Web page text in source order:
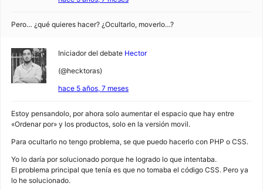
Pero… ¿qué quieres hacer? ¿Ocultarlo, moverlo…?
Iniciador del debate Hector
(@hecktoras)
hace 5 años, 7 meses
Estoy pensandolo, por ahora solo aumentar el espacio que hay entre
«Ordenar por» y los productos, solo en la versión movil.
Para ocultarlo no tengo problema, se que puedo hacerlo con PHP o CSS.
Yo lo daría por solucionado porque he logrado lo que intentaba.
El problema principal que tenía es que no tomaba el código CSS. Pero ya
lo he solucionado.